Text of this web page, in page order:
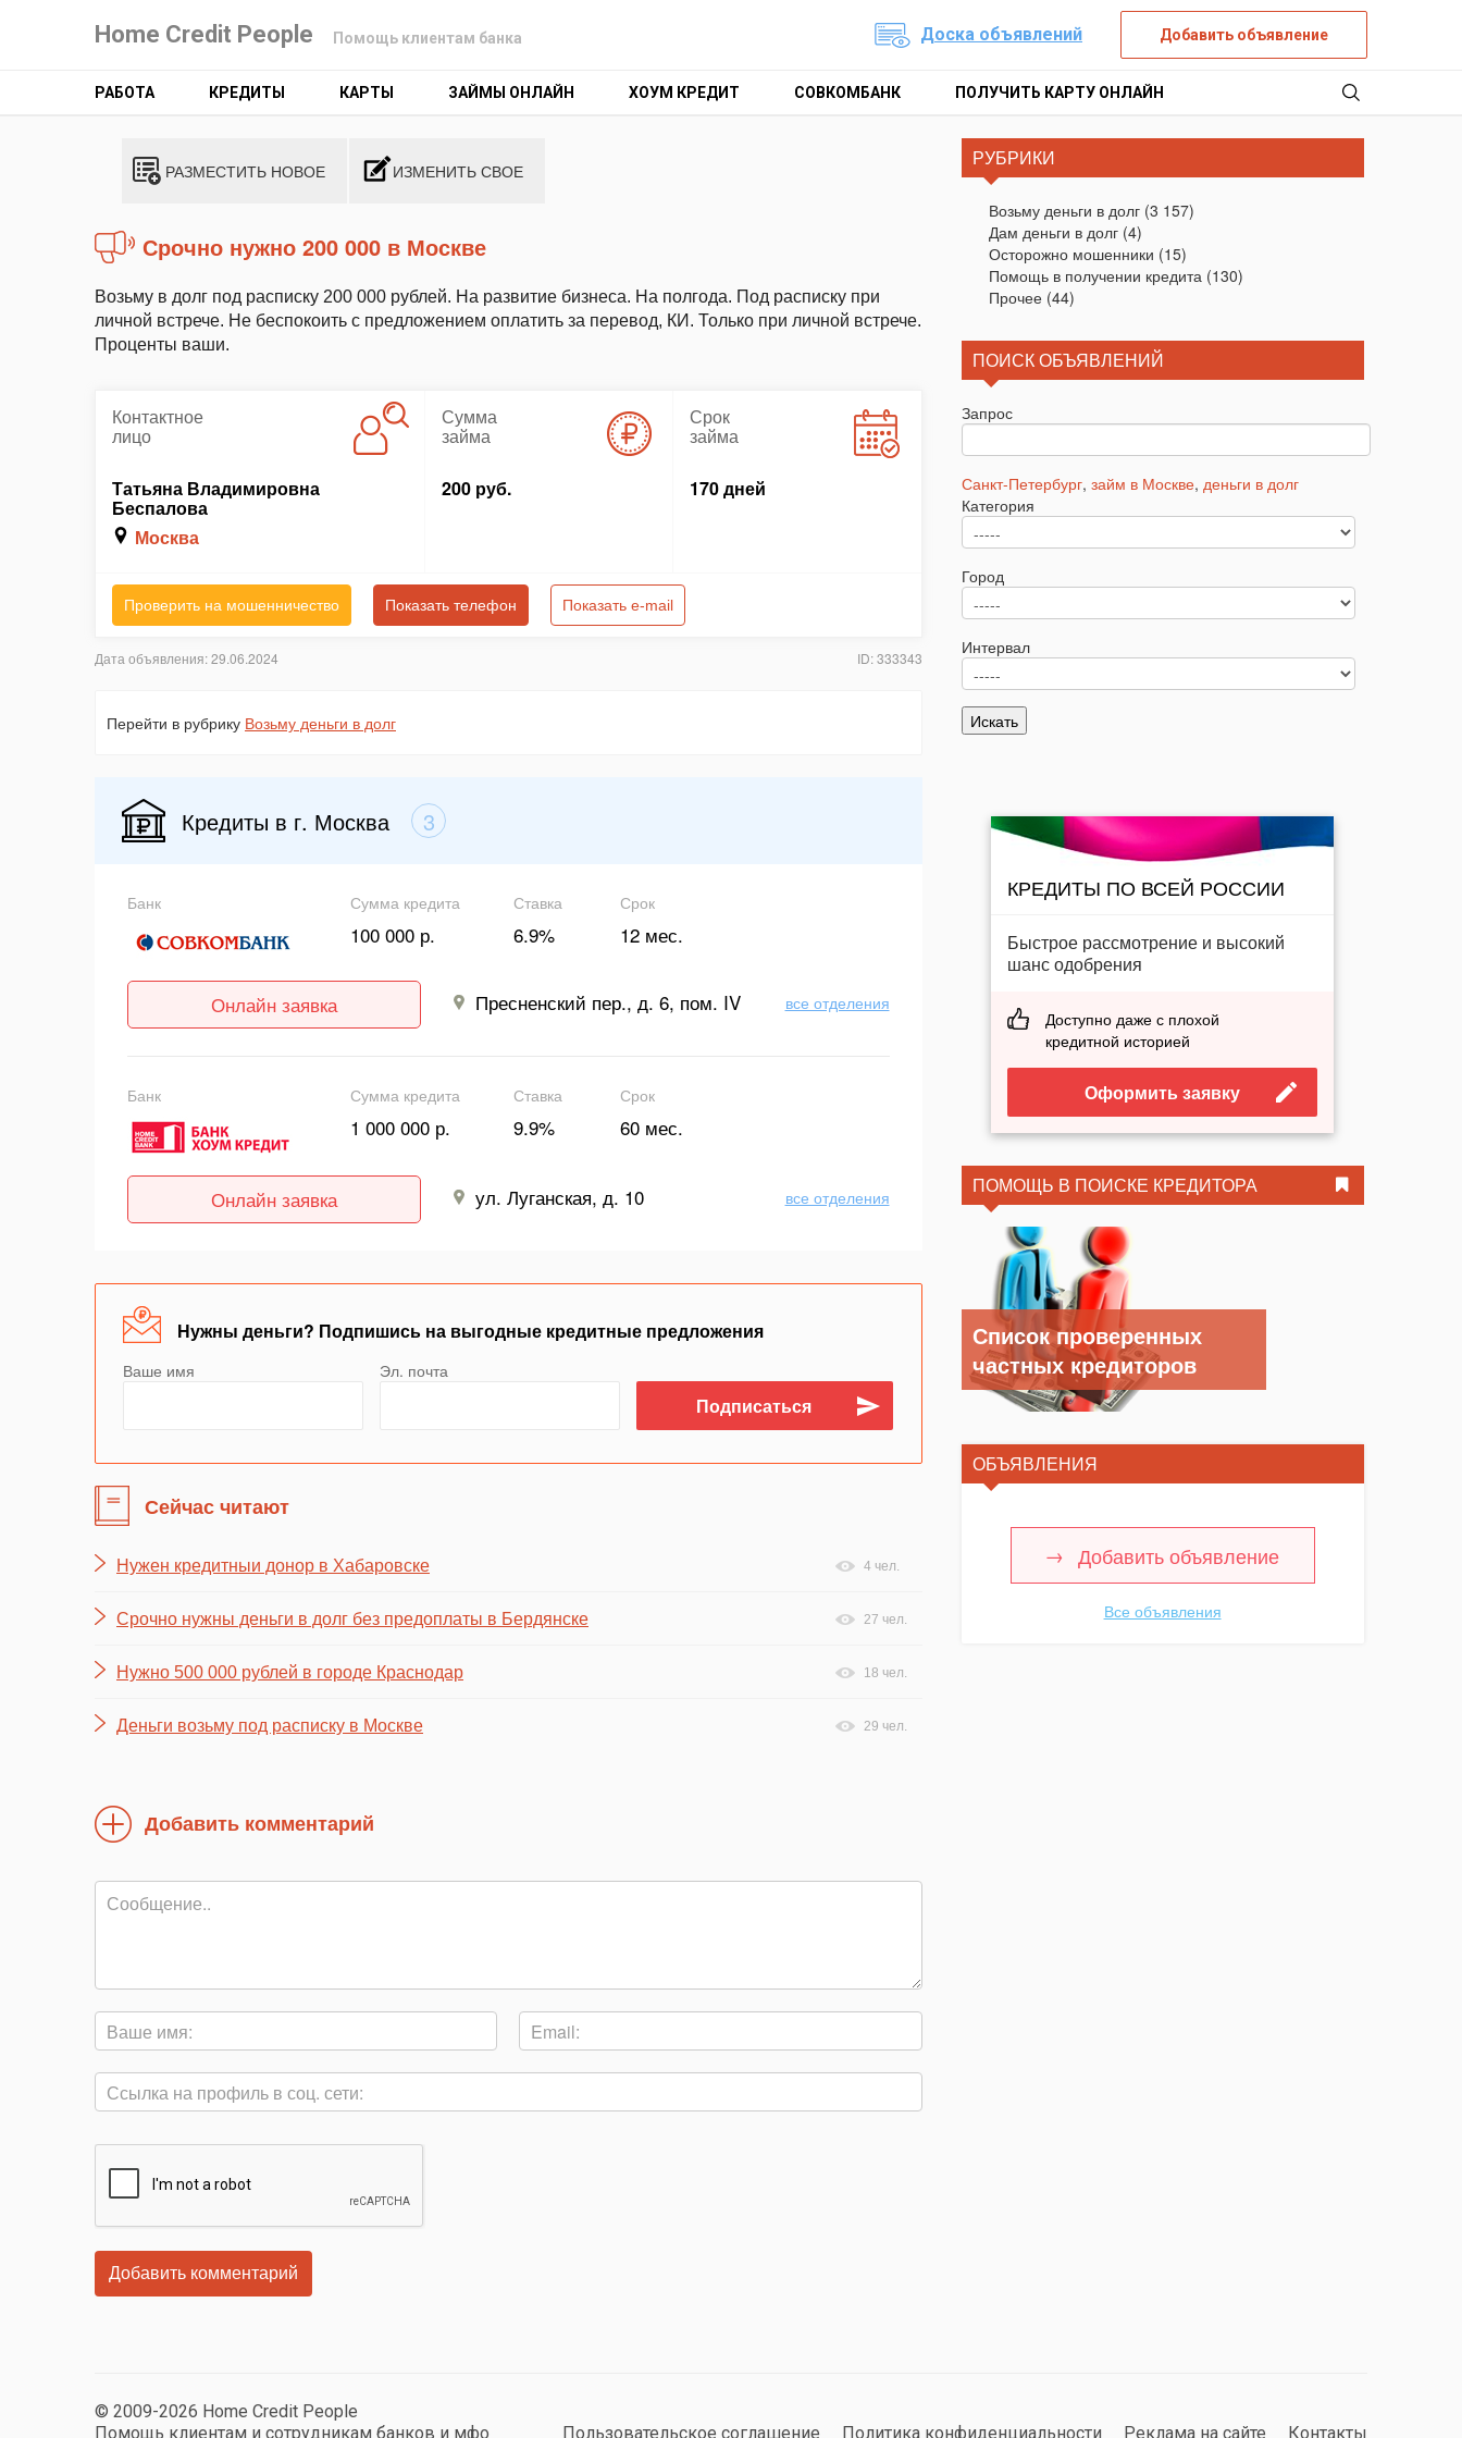
Home Credit People Помощь клиентам банка Доска объявлений Добавить объявление
РАБОТА КРЕДИТЫ КАРТЫ ЗАЙМЫ ОНЛАЙН ХОУМ КРЕДИТ СОВКОМБАНК ПОЛУЧИТЬ КАРТУ ОНЛАЙН
РАЗМЕСТИТЬ НОВОЕ ИЗМЕНИТЬ СВОЕ
Срочно нужно 200 000 в Москве
Возьму в долг под расписку 200 000 рублей. На развитие бизнеса. На полгода. Под расписку при
личной встрече. Не беспокоить с предложением оплатить за перевод, КИ. Только при личной встрече.
Проценты ваши.
Контактное
лицо
Татьяна Владимировна
Беспалова
Москва
Сумма
займа
200 руб.
Срок
займа
170 дней
Проверить на мошенничество Показать телефон Показать e-mail
Дата объявления: 29.06.2024 ID: 333343
Перейти в рубрику Возьму деньги в долг
Кредиты в г. Москва 3
Банк Сумма кредита
100 000 р.
Ставка
6.9%
Срок
12 мес.
Онлайн заявка Пресненский пер., д. 6, пом. IV все отделения
Банк Сумма кредита
1 000 000 р.
Ставка
9.9%
Срок
60 мес.
Онлайн заявка ул. Луганская, д. 10 все отделения
Нужны деньги? Подпишись на выгодные кредитные предложения
Ваше имя Эл. почта
Сейчас читают
Нужен кредитныи донор в Хабаровске 4 чел.
Срочно нужны деньги в долг без предоплаты в Бердянске 27 чел.
Нужно 500 000 рублей в городе Краснодар 18 чел.
Деньги возьму под расписку в Москве 29 чел.
Добавить комментарий
РУБРИКИ
Возьму деньги в долг(3 157)
Дам деньги в долг(4)
Осторожно мошенники (15)
Помощь в получении кредита(130)
Прочее(44)
ПОИСК ОБЪЯВЛЕНИЙ
Запрос
Санкт-Петербург, займ в Москве, деньги в долг
Категория
Город
Интервал
КРЕДИТЫ ПО ВСЕЙ РОССИИ
Быстрое рассмотрение и высокий
шанс одобрения
Доступно даже с плохой
кредитной историей
Оформить заявку
ПОМОЩЬ В ПОИСКЕ КРЕДИТОРА
Список проверенных
частных кредиторов
ОБЪЯВЛЕНИЯ
Добавить объявление
Все объявления
© 2009-2026 Home Credit People
Помощь клиентам и сотрудникам банков и мфо
Пользовательское соглашение Политика конфиденциальности Реклама на сайте Контакты